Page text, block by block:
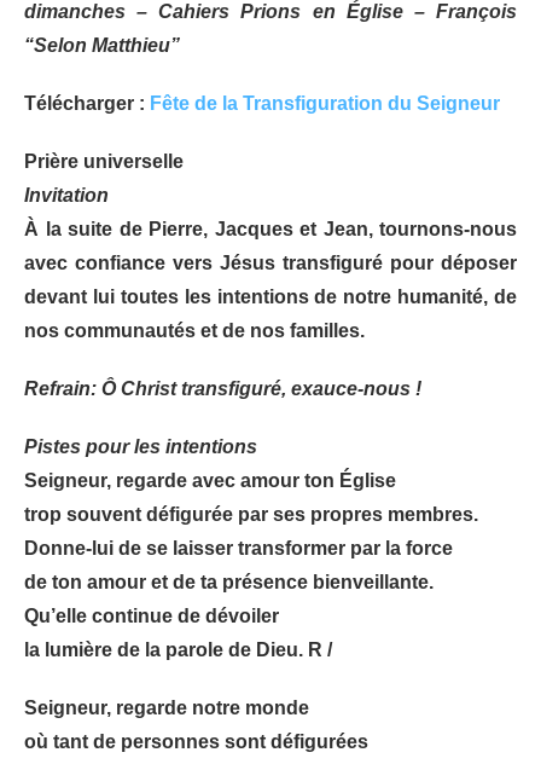
dimanches – Cahiers Prions en Église – François
“Selon Matthieu”
Télécharger : Fête de la Transfiguration du Seigneur
Prière universelle
Invitation
À la suite de Pierre, Jacques et Jean, tournons-nous
avec confiance vers Jésus transfiguré pour déposer
devant lui toutes les intentions de notre humanité, de
nos communautés et de nos familles.
Refrain: Ô Christ transfiguré, exauce-nous !
Pistes pour les intentions
Seigneur, regarde avec amour ton Église
trop souvent défigurée par ses propres membres.
Donne-lui de se laisser transformer par la force
de ton amour et de ta présence bienveillante.
Qu’elle continue de dévoiler
la lumière de la parole de Dieu. R /
Seigneur, regarde notre monde
où tant de personnes sont défigurées